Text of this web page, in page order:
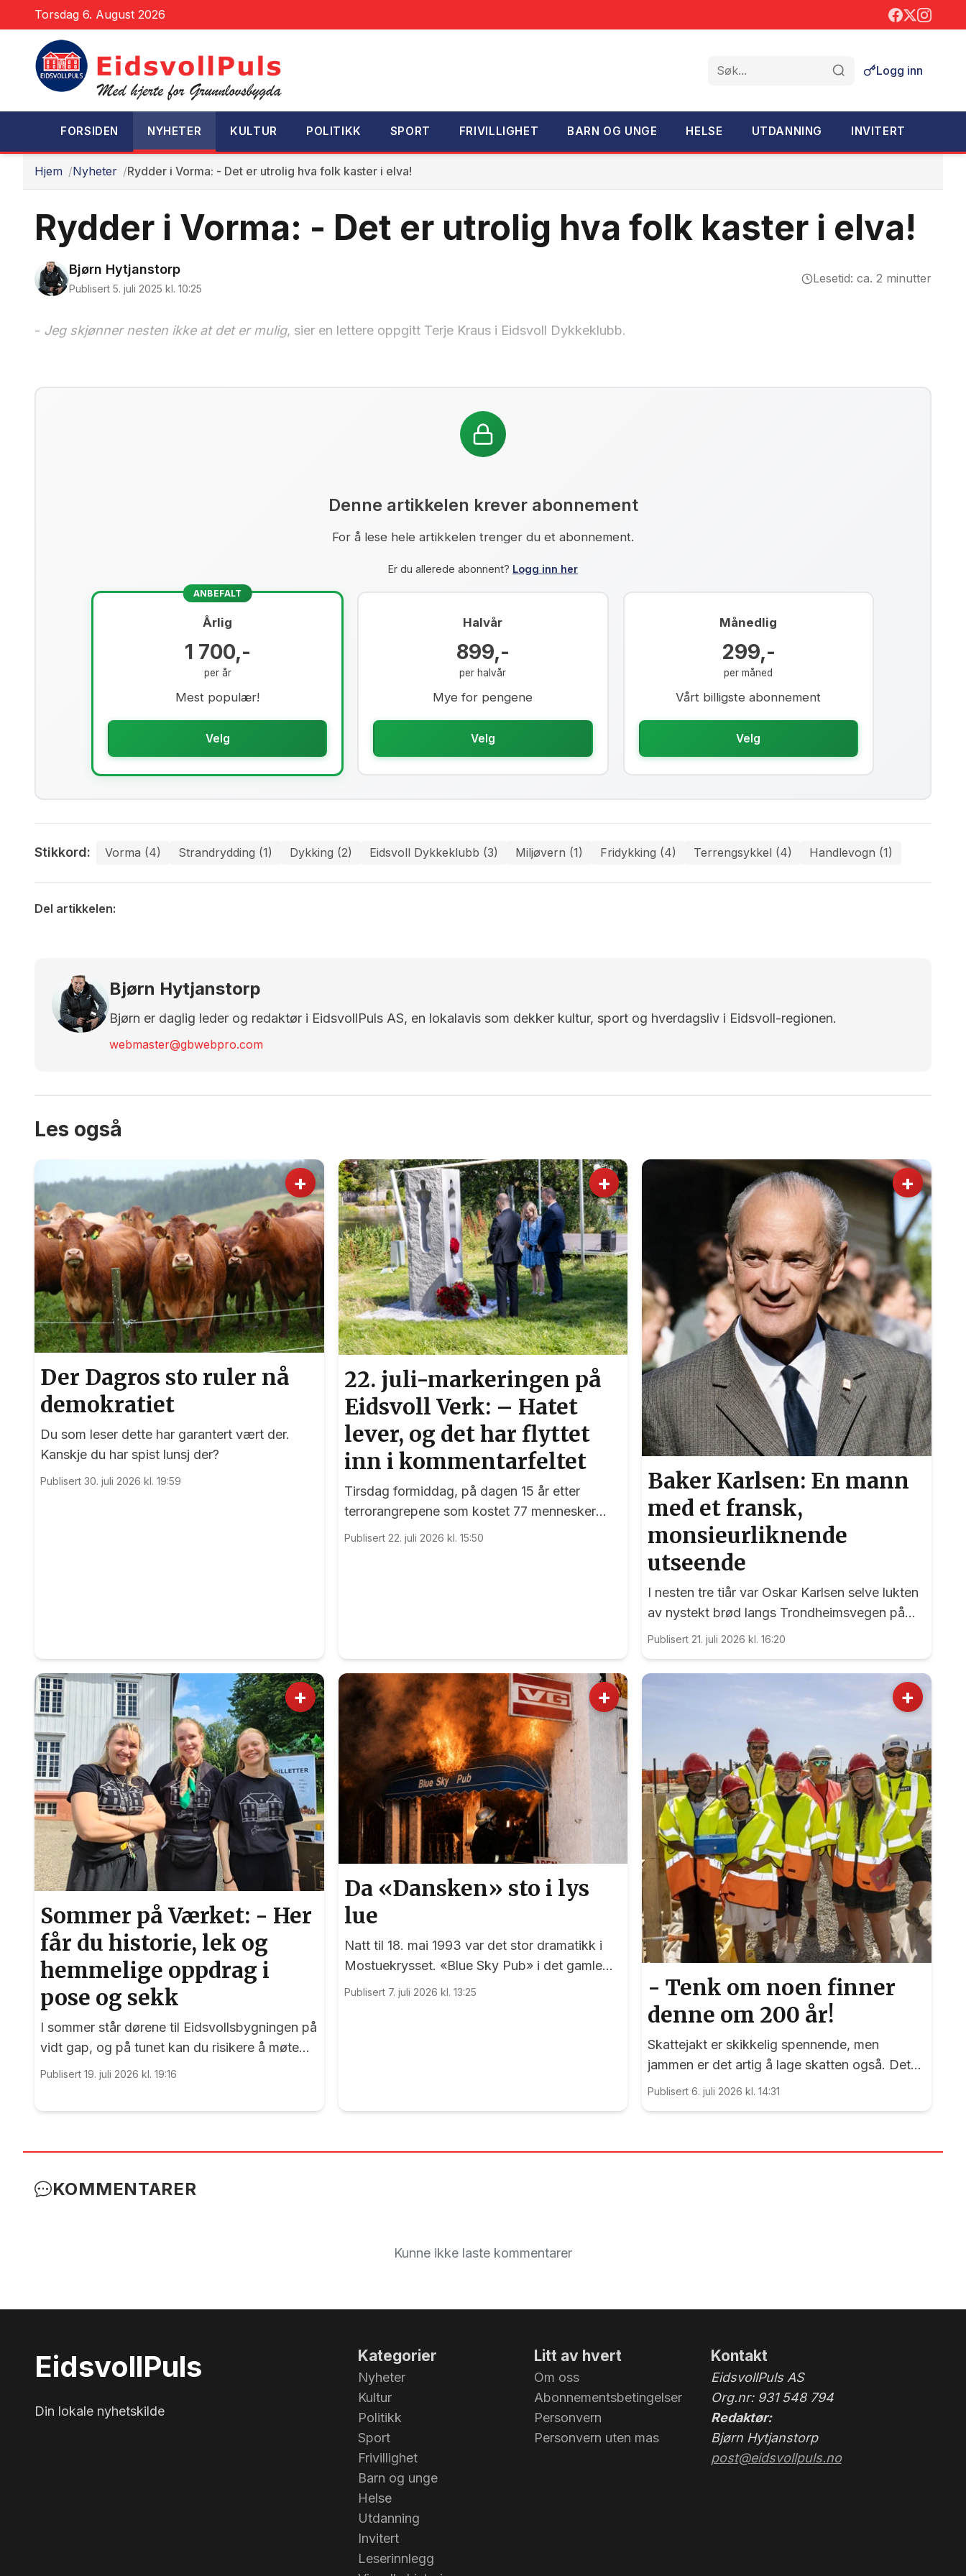
Torsdag 6. August 2026
Søk
Logg inn
FORSIDEN NYHETER KULTUR POLITIKK SPORT FRIVILLIGHET BARN OG UNGE HELSE UTDANNING INVITERT
Hjem Nyheter Rydder i Vorma: - Det er utrolig hva folk kaster i elva!
Rydder i Vorma: - Det er utrolig hva folk kaster i elva!
Bjørn Hytjanstorp
Publisert 5. juli 2025 kl. 10:25
Lesetid: ca. 2 minutter
- Jeg skjønner nesten ikke at det er mulig, sier en lettere oppgitt Terje Kraus i Eidsvoll Dykkeklubb.
Denne artikkelen krever abonnement
For å lese hele artikkelen trenger du et abonnement.
Er du allerede abonnent? Logg inn her
ANBEFALT
Årlig
1 700,-
per år
Mest populær!
Velg
Halvår
899,-
per halvår
Mye for pengene
Velg
Månedlig
299,-
per måned
Vårt billigste abonnement
Velg
Stikkord: Vorma (4) Strandrydding (1) Dykking (2) Eidsvoll Dykkeklubb (3) Miljøvern (1) Fridykking (4) Terrengsykkel (4) Handlevogn (1)
Del artikkelen:
Bjørn Hytjanstorp
Bjørn er daglig leder og redaktør i EidsvollPuls AS, en lokalavis som dekker kultur, sport og hverdagsliv i Eidsvoll-regionen.
webmaster@gbwebpro.com
Les også
+
Der Dagros sto ruler nå
demokratiet
Du som leser dette har garantert vært der.
Kanskje du har spist lunsj der?
Publisert 30. juli 2026 kl. 19:59
+
22. juli-markeringen på
Eidsvoll Verk: – Hatet
lever, og det har flyttet
inn i kommentarfeltet
Tirsdag formiddag, på dagen 15 år etter
terrorangrepene som kostet 77 mennesker
livet, var det en sterk markering ved 22. juli-
Publisert 22. juli 2026 kl. 15:50
+
Baker Karlsen: En mann
med et fransk,
monsieurliknende
utseende
I nesten tre tiår var Oskar Karlsen selve lukten
av nystekt brød langs Trondheimsvegen på
Dal.
Publisert 21. juli 2026 kl. 16:20
+
Sommer på Værket: - Her
får du historie, lek og
hemmelige oppdrag i
pose og sekk
I sommer står dørene til Eidsvollsbygningen på
vidt gap, og på tunet kan du risikere å møte
blide og hjelpsomme sommervikarer som mer
Publisert 19. juli 2026 kl. 19:16
+
Da «Dansken» sto i lys
lue
Natt til 18. mai 1993 var det stor dramatikk i
Mostuekrysset. «Blue Sky Pub» i det gamle
Autoimport-bygget sto plutselig i full fyr, og
Publisert 7. juli 2026 kl. 13:25
+
- Tenk om noen finner
denne om 200 år!
Skattejakt er skikkelig spennende, men
jammen er det artig å lage skatten også. Det
kan nemlig elevene ved Vilberg barneskole
Publisert 6. juli 2026 kl. 14:31
KOMMENTARER
Kunne ikke laste kommentarer
EidsvollPuls
Din lokale nyhetskilde
Kategorier
Nyheter
Kultur
Politikk
Sport
Frivillighet
Barn og unge
Helse
Utdanning
Invitert
Leserinnlegg
Litt av hvert
Om oss
Abonnementsbetingelser
Personvern
Personvern uten mas
Kontakt
EidsvollPuls AS
Org.nr: 931 548 794
Redaktør:
Bjørn Hytjanstorp
post@eidsvollpuls.no